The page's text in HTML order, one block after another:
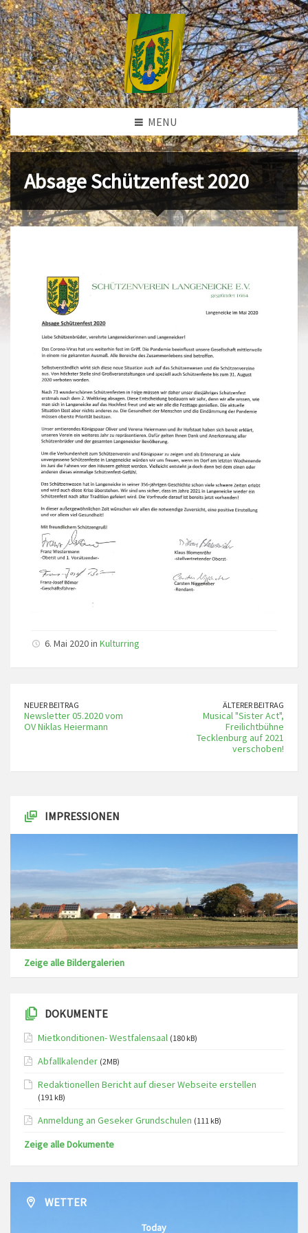
MENU
Absage Schützenfest 2020
6. Mai 2020 in Kulturring
NEUER BEITRAG
Newsletter 05.2020 vom
OV Niklas Heiermann
ÄLTERER BEITRAG
Musical "Sister Act",
Freilichtbühne
Tecklenburg auf 2021
verschoben!
IMPRESSIONEN
Zeige alle Bildergalerien
DOKUMENTE
Mietkonditionen- Westfalensaal (180 kB)
Abfallkalender (2MB)
Redaktionellen Bericht auf dieser Webseite erstellen
(191 kB)
Anmeldung an Geseker Grundschulen (111 kB)
Zeige alle Dokumente
WETTER
Today